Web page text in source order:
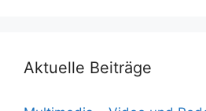
Aktuelle Beiträge